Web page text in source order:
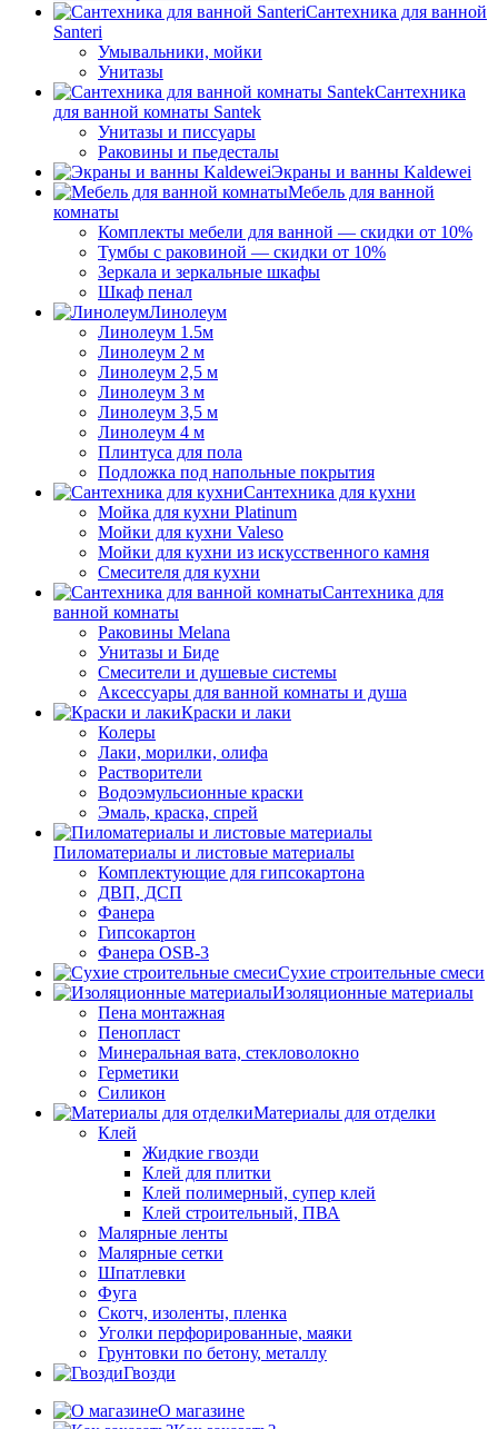
Сантехника для ванной
Santeri
Умывальники, мойки
Унитазы
Сантехника
для ванной комнаты Santek
Унитазы и писсуары
Раковины и пьедесталы
Экраны и ванны Kaldewei
Мебель для ванной
комнаты
Комплекты мебели для ванной — скидки от 10%
Тумбы с раковиной — скидки от 10%
Зеркала и зеркальные шкафы
Шкаф пенал
Линолеум
Линолеум 1.5м
Линолеум 2 м
Линолеум 2,5 м
Линолеум 3 м
Линолеум 3,5 м
Линолеум 4 м
Плинтуса для пола
Подложка под напольные покрытия
Сантехника для кухни
Мойка для кухни Platinum
Мойки для кухни Valeso
Мойки для кухни из искусственного камня
Смесителя для кухни
Сантехника для
ванной комнаты
Раковины Melana
Унитазы и Биде
Смесители и душевые системы
Аксессуары для ванной комнаты и душа
Краски и лаки
Колеры
Лаки, морилки, олифа
Растворители
Водоэмульсионные краски
Эмаль, краска, спрей
Пиломатериалы и листовые материалы
Комплектующие для гипсокартона
ДВП, ДСП
Фанера
Гипсокартон
Фанера OSB-3
Сухие строительные смеси
Изоляционные материалы
Пена монтажная
Пенопласт
Минеральная вата, стекловолокно
Герметики
Силикон
Материалы для отделки
Клей
Жидкие гвозди
Клей для плитки
Клей полимерный, супер клей
Клей строительный, ПВА
Малярные ленты
Малярные сетки
Шпатлевки
Фуга
Скотч, изоленты, пленка
Уголки перфорированные, маяки
Грунтовки по бетону, металлу
Гвозди
О магазине